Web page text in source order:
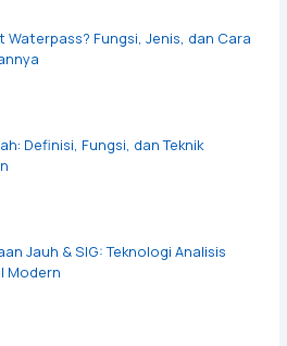
Waterpass? Fungsi, Jenis, dan Cara
Definisi, Fungsi, dan Teknik
Jauh & SIG: Teknologi Analisis
Modern